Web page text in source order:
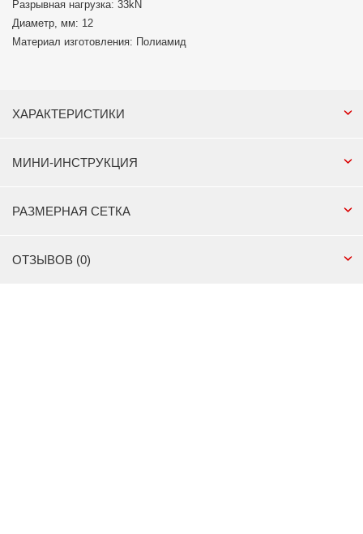
Разрывная нагрузка: 33kN
Диаметр, мм: 12
Материал изготовления: Полиамид
ХАРАКТЕРИСТИКИ
МИНИ-ИНСТРУКЦИЯ
РАЗМЕРНАЯ СЕТКА
ОТЗЫВОВ (0)